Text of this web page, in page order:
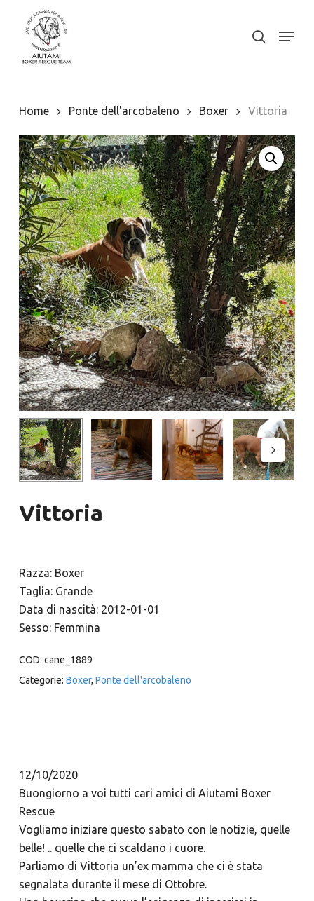
content
search
Menu
Home Ponte dell'arcobaleno Boxer Vittoria
Vittoria
Razza: Boxer
Taglia: Grande
Data di nascità: 2012-01-01
Sesso: Femmina
COD: cane_1889
Categorie: Boxer, Ponte dell'arcobaleno
12/10/2020
Buongiorno a voi tutti cari amici di Aiutami Boxer
Rescue
Vogliamo iniziare questo sabato con le notizie, quelle
belle! .. quelle che ci scaldano i cuore.
Parliamo di Vittoria un’ex mamma che ci è stata
segnalata durante il mese di Ottobre.
Close